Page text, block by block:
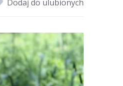
Dodaj do ulubionych